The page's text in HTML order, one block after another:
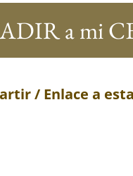
a mi
/ Enlace a